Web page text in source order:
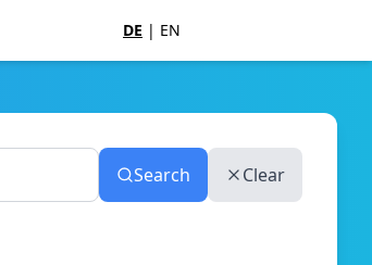
DE | EN
Search Clear